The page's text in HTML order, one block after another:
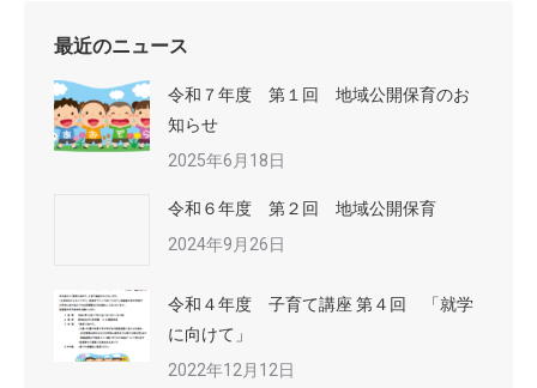
最近のニュース
令和７年度 第１回 地域公開保育のお
知らせ
2025年6月18日
令和６年度 第２回 地域公開保育
2024年9月26日
令和４年度 子育て講座 第４回 「就学
に向けて」
2022年12月12日